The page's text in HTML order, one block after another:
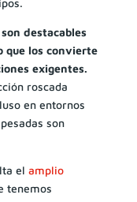
destacables
que los convierte
exigentes.
roscada
en entornos
son
el amplio
tenemos